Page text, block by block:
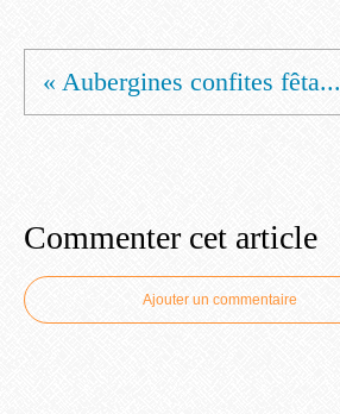
« Aubergines confites fêta...
Commenter cet article
Ajouter un commentaire